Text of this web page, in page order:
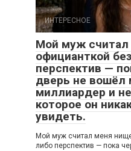
ИНТЕРЕСНОЕ
Мой муж
официанткой
перспектив —
дверь не вошёл
миллиардер и
которое он
увидеть.
Мой муж считал меня
либо перспектив — пока